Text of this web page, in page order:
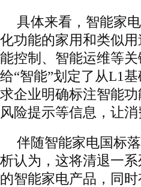
具体来看，智能家
化功能的家用和类似
能控制、智能运维等
给“智能”划定了从L1
求企业明确标注智能
风险提示等信息，让消
伴随智能家电国标
析认为，这将清退一
的智能家电产品，同